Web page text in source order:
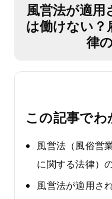
風営法が適用
は働けない？
律
この記事でわ
風営法（風俗営
に関する法律）
風営法が適用さ